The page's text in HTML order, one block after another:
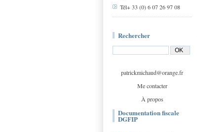
Tél+ 33 (0) 6 07 26 97 08
Rechercher
patrickmichaud@orange.fr
Me contacter
À propos
Documentation fiscale
DGFIP